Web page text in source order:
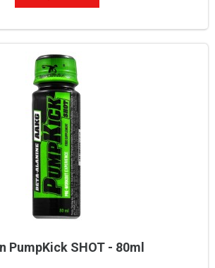
PumpKick SHOT - 80ml